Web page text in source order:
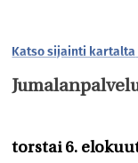
Katso sijainti kartalta
torstai 6.